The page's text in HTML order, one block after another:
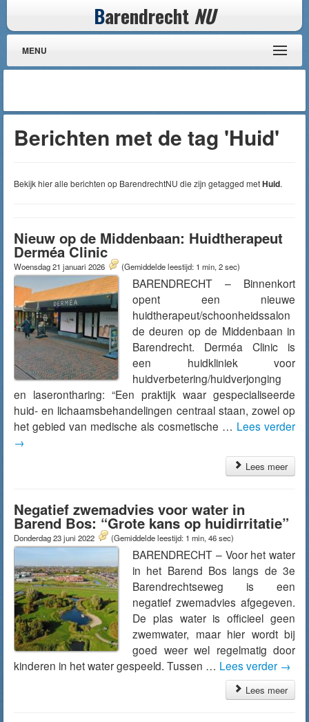
Barendrecht NU
MENU
Berichten met de tag 'Huid'
Bekijk hier alle berichten op BarendrechtNU die zijn getagged metHuid.
Nieuw op de Middenbaan: Huidtherapeut
Derméa Clinic
Woensdag 21 januari 2026 (Gemiddelde leestijd: 1 min, 2 sec)
BARENDRECHT – Binnenkort
opent een nieuwe
huidtherapeut/schoonheidssalon
de deuren op de Middenbaan in
Barendrecht. Derméa Clinic is
een huidkliniek voor
huidverbetering/huidverjonging
en laserontharing: “Een praktijk waar gespecialiseerde
huid- en lichaamsbehandelingen centraal staan, zowel op
het gebied van medische als cosmetische … Lees verder
→
Lees meer
Negatief zwemadvies voor water in
Barend Bos: “Grote kans op huidirritatie”
Donderdag 23 juni 2022 (Gemiddelde leestijd: 1 min, 46 sec)
BARENDRECHT – Voor het water
in het Barend Bos langs de 3e
Barendrechtseweg is een
negatief zwemadvies afgegeven.
De plas water is officieel geen
zwemwater, maar hier wordt bij
goed weer wel regelmatig door
kinderen in het water gespeeld. Tussen … Lees verder →
Lees meer